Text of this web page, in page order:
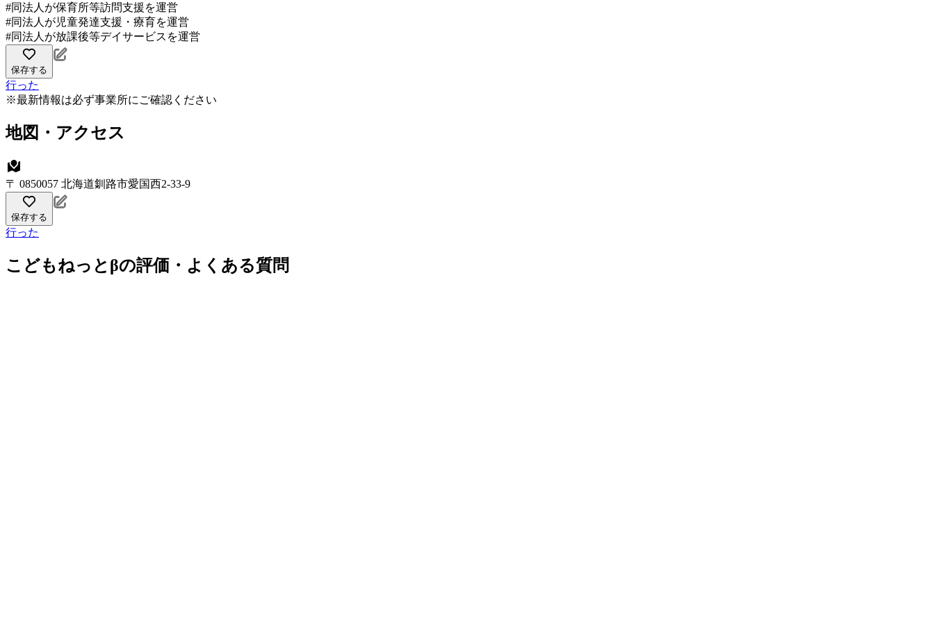
#同法人が保育所等訪問支援を運営
#同法人が児童発達支援・療育を運営
#同法人が放課後等デイサービスを運営
保存する
行った
※最新情報は必ず事業所にご確認ください
地図・アクセス
〒 0850057 北海道釧路市愛国西2-33-9
保存する
行った
こどもねっとβの評価・よくある質問